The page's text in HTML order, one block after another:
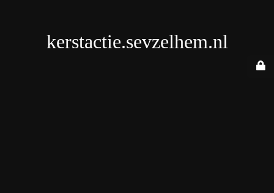
kerstactie.sevzelhem.nl